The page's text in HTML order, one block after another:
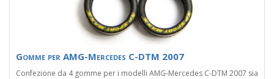
Gomme per AMG-Mercedes C-DTM 2007
Confezione da 4 gomme per i modelli AMG-Mercedes C-DTM 2007 sia